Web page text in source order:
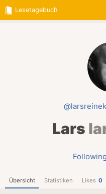
Lesetagebuch
Lars
Following
Übersicht Statistiken Likes 0